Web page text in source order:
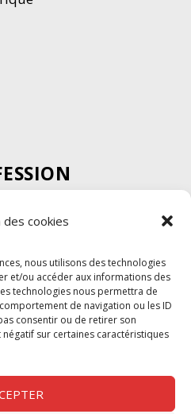
des cookies
nous utilisons des technologies
et/ou accéder aux informations des
technologies nous permettra de
de navigation ou les ID
consentir ou de retirer son
sur certaines caractéristiques